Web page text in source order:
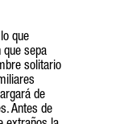
que
que sepa
solitario
de
Antes de